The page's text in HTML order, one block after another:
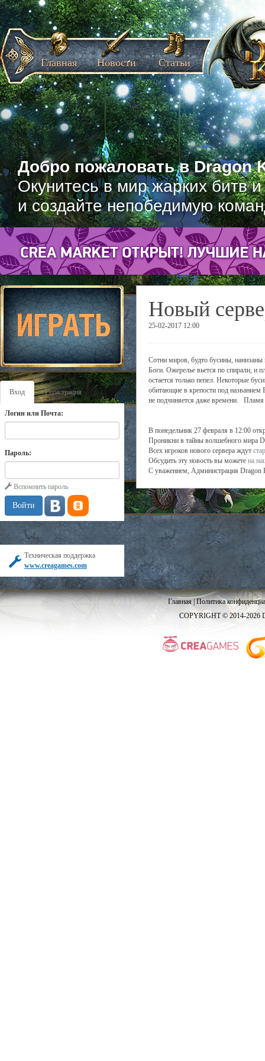
Добро пожаловать в Dragon
Окунитесь в мир жарких битв
и создайте непобедимую
Главная Новости Статьи
Вход Регистрация
Логин или Почта:
Пароль:
Вспомнить пароль
Техническая поддержка
www.creagames.com
Новый
25-02-2017 12:00
Сотни миров, будто бусины,
Боги. Ожерелье вьется по спирали, и
остается только пепел. Некоторые
обитающие в крепости под названием
не подчиняется даже времени. Пламя
В понедельник 27 февраля в 12:00
Проникни в тайны волшебного мира
Всех игроков нового сервера ждут
Обсудить эту новость вы можете на
С уважением, Администрация Dragon
Главная|Политика
COPYRIGHT © 2014-2026